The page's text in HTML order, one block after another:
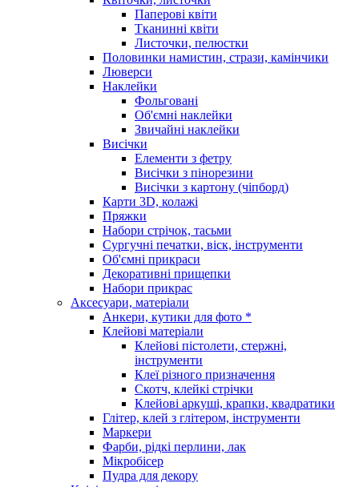
Паперові квіти
Тканинні квіти
Листочки, пелюстки
Половинки намистин, стрази, камінчики
Люверси
Наклейки
Фольговані
Об'ємні наклейки
Звичайні наклейки
Висічки
Елементи з фетру
Висічки з пінорезини
Висічки з картону (чіпборд)
Карти 3D, колажі
Пряжки
Набори стрічок, тасьми
Сургучні печатки, віск, інструменти
Об'ємні прикраси
Декоративні прищепки
Набори прикрас
Аксесуари, матеріали
Анкери, кутики для фото *
Клейові матеріали
Клейові пістолети, стержні,
інструменти
Клеї різного призначення
Скотч, клейкі стрічки
Клейові аркуші, крапки, квадратики
Глітер, клей з глітером, інструменти
Маркери
Фарби, рідкі перлини, лак
Мікробісер
Пудра для декору